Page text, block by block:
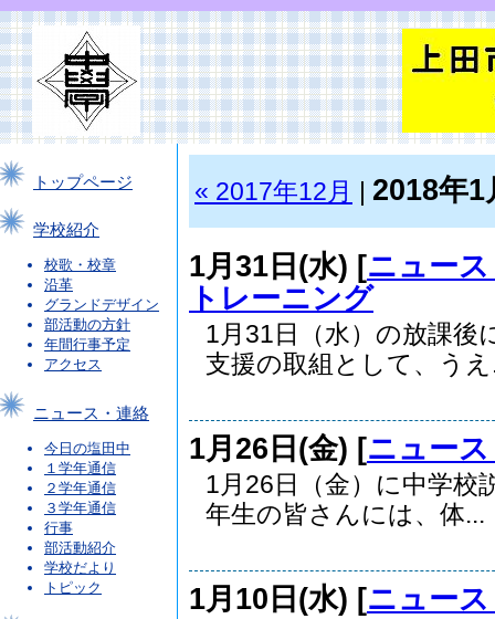
トップページ
学校紹介
校歌・校章
沿革
グランドデザイン
部活動の方針
年間行事予定
アクセス
ニュース・連絡
今日の塩田中
１学年通信
２学年通信
３学年通信
行事
部活動紹介
学校だより
トピック
« 2017年12月 2018年1
1月31日(水) [ニュー
トレーニング
1月31日（水）の放課後
支援の取組として、う
1月26日(金) [ニュー
1月26日（金）に中学校
年生の皆さんには、体...
1月10日(水) [ニュー